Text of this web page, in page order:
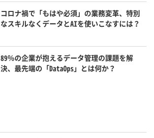
コロナ禍で「もはや必須」の業務変革、特別
なスキルなくデータとAIを使いこなすには？
89％の企業が抱えるデータ管理の課題を解
決、最先端の「DataOps」とは何か？